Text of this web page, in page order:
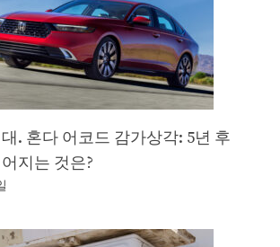
. 혼다 어코드 감가상각: 5년 후
지는 것은?